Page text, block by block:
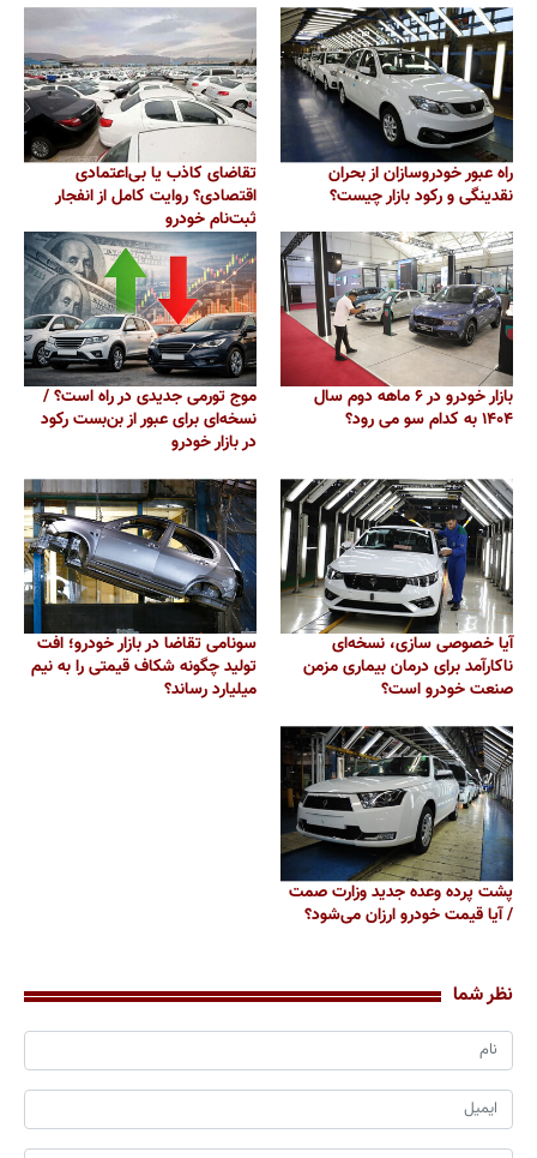
راه عبور خودروسازان از بحران
نقدینگی و رکود بازار چیست؟
تقاضای کاذب یا بی‌اعتمادی
اقتصادی؟ روایت کامل از انفجار
ثبت‌نام خودرو
بازار خودرو در ۶ ماهه دوم سال
۱۴۰۴ به کدام سو می رود؟
موج تورمی جدیدی در راه است؟ /
نسخه‌ای برای عبور از بن‌بست رکود
در بازار خودرو
آیا خصوصی سازی، نسخه‌ای
ناکارآمد برای درمان بیماری مزمن
صنعت خودرو است؟
سونامی تقاضا در بازار خودرو؛ افت
تولید چگونه شکاف قیمتی را به نیم
میلیارد رساند؟
پشت پرده وعده جدید وزارت صمت
/ آیا قیمت خودرو ارزان می‌شود؟
نظر شما